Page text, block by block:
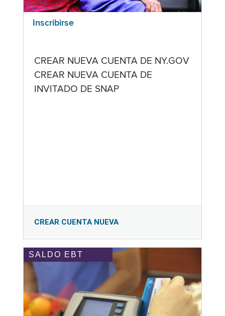
Inscribirse
CREAR NUEVA CUENTA DE NY.GOV
CREAR NUEVA CUENTA DE
INVITADO DE SNAP
CREAR CUENTA NUEVA
SALDO EBT